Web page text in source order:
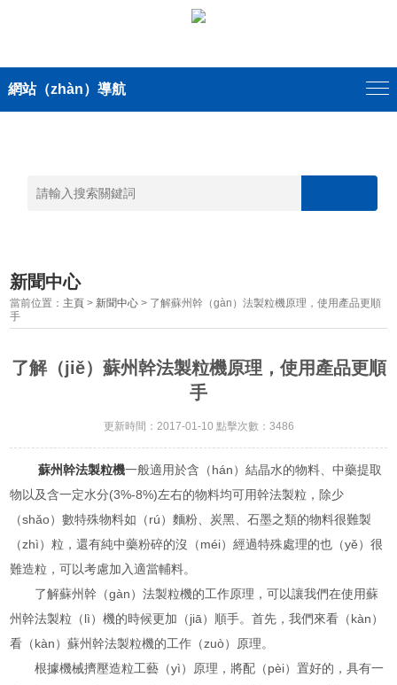
網站（zhàn）導航
新聞中心
當前位置： 主頁 > 新聞中心 > 了解蘇州幹（gàn）法製粒機原理，使用產品更順
手
了解（jiě）蘇州幹法製粒機原理，使用產品更順
手
更新時間：2017-01-10 點擊次數：3486
蘇州幹法製粒機一般適用於含（hán）結晶水的物料、中藥提取
物以及含一定水分(3%-8%)左右的物料均可用幹法製粒，除少
（shǎo）數特殊物料如（rú）麵粉、炭黑、石墨之類的物料很難製
（zhì）粒，還有純中藥粉碎的沒（méi）經過特殊處理的也（yě）很
難造粒，可以考慮加入適當輔料。
了解蘇州幹（gàn）法製粒機的工作原理，可以讓我們在使用蘇
州幹法製粒（lì）機的時候更加（jiā）順手。首先，我們來看（kàn）
看（kàn）蘇州幹法製粒機的工作（zuò）原理。
根據機械擠壓造粒工藝（yì）原理，將配（pèi）置好的，具有一